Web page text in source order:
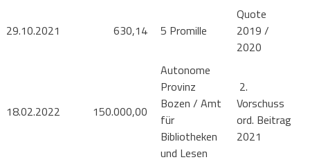
29.10.2021 630,14 5 Promille
Quote
2019 /
2020
18.02.2022 150.000,00
Autonome
Provinz
Bozen / Amt
für
Bibliotheken
und Lesen
2.
Vorschuss
ord. Beitrag
2021